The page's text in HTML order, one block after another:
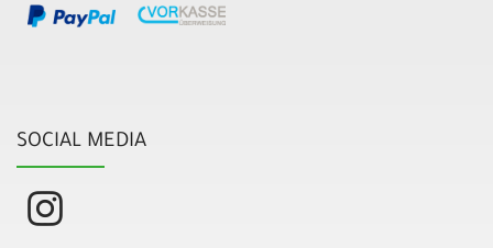
SOCIAL MEDIA